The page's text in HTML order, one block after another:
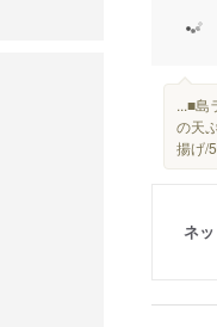
...■
の天
揚げ/
ネ